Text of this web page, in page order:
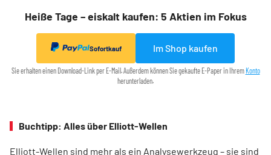
Heiße Tage – eiskalt kaufen: 5 Aktien im Fokus
Sofortkauf Im Shop kaufen
Sie erhalten einen Download-Link per E-Mail. Außerdem können Sie gekaufte E-Paper in Ihrem Konto
herunterladen.
Buchtipp: Alles über Elliott-Wellen
Elliott-Wellen sind mehr als ein Analysewerkzeug – sie sind